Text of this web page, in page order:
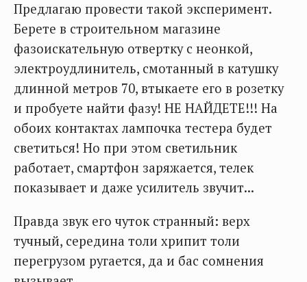
Предлагаю провести такой эксперимент.
Берете в строительном магазине
фазоискательную отвертку с неонкой,
электроудлинитель, смотанный в катушку
длинной метров 70, втыкаете его в розетку
и пробуете найти фазу! НЕ НАЙДЕТЕ!!! На
обоих контактах лампочка тестера будет
светиться! Но при этом светильник
работает, смартфон заряжается, телек
показывает и даже усилитель звучит...
Правда звук его чуток странный: верх
тучный, середина толи хрипит толи
перегрузом ругается, да и бас сомнения